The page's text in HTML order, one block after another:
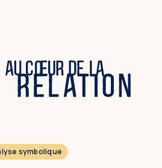
symbolique